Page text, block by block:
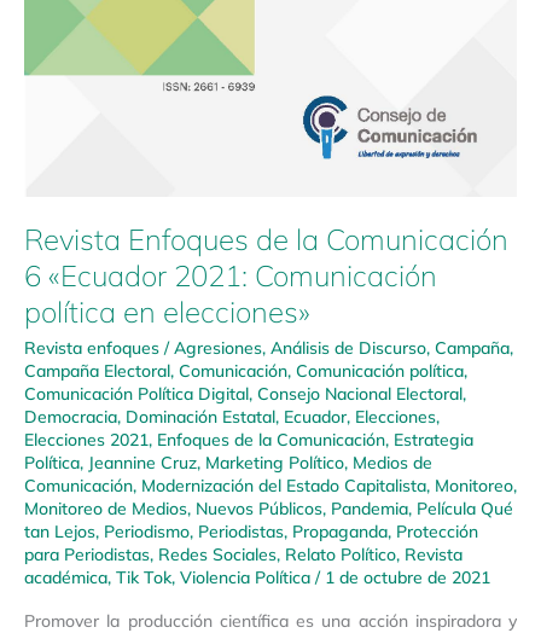
Revista Enfoques de la Comunicación
6 «Ecuador 2021: Comunicación
política en elecciones»
Revista enfoques /Agresiones, Análisis de Discurso, Campaña,
Campaña Electoral, Comunicación, Comunicación política,
Comunicación Política Digital, Consejo Nacional Electoral,
Democracia, Dominación Estatal, Ecuador, Elecciones,
Elecciones 2021, Enfoques de la Comunicación, Estrategia
Política, Jeannine Cruz, Marketing Político, Medios de
Comunicación, Modernización del Estado Capitalista, Monitoreo,
Monitoreo de Medios, Nuevos Públicos, Pandemia, Película Qué
tan Lejos, Periodismo, Periodistas, Propaganda, Protección
para Periodistas, Redes Sociales, Relato Político, Revista
académica, Tik Tok, Violencia Política / 1 de octubre de 2021
Promover la producción científica es una acción inspiradora y